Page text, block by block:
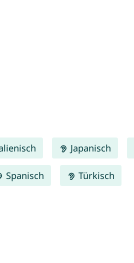
Japanisch
Spanisch Türkisch